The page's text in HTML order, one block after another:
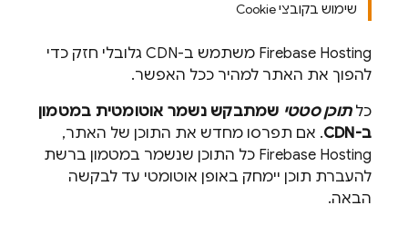
שימוש בקובצי Cookie
Firebase Hosting
משתמש ב-CDN גלובלי חזק כדי
להפוך את האתר למהיר ככל האפשר.
כלתוכן סטטי שמתבקש נשמר אוטומטית במטמון
ב-CDN
. אם תפרסו מחדש את התוכן של האתר,
Firebase Hosting כל התוכן שנשמר במטמון ברשת
להעברת תוכן יימחק באופן אוטומטי עד לבקשה
הבאה.